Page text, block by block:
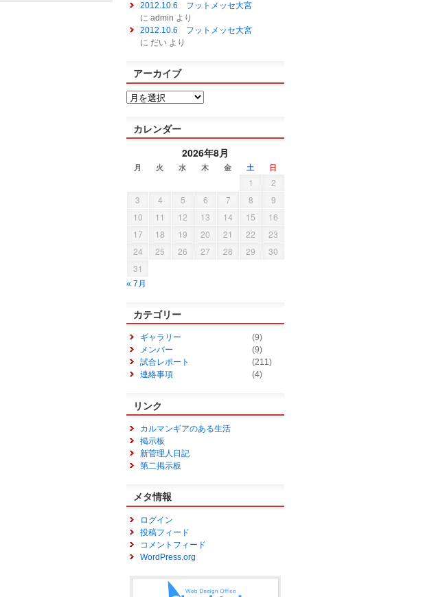
2012.10.6 フットメッセ大宮
に admin より
2012.10.6 フットメッセ大宮
に だい より
アーカイブ
カレンダー
2026年8月
月 火 水 木 金 土 日
1
2
3
4 5 6 7 8
9
10
11 12 13 14 15
16
17
18 19 20 21 22
23
24
25 26 27 28 29
30
31
« 7月
カテゴリー
ギャラリー
(9)
メンバー
(9)
試合レポート
(211)
連絡事項
(4)
リンク
カルマンギアのある生活
掲示板
新菅理人日記
第二掲示板
メタ情報
ログイン
投稿フィード
コメントフィード
WordPress.org